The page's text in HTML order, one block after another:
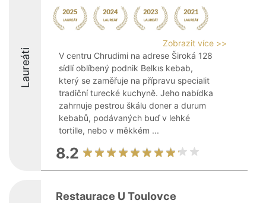
Laureáti
Zobrazit více >>
V centru Chrudimi na adrese Široká 128
sídlí oblíbený podnik Belkıs kebab,
který se zaměřuje na přípravu specialit
tradiční turecké kuchyně. Jeho nabídka
zahrnuje pestrou škálu doner a durum
kebabů, podávaných buď v lehké
tortille, nebo v měkkém ...
8.2
Restaurace U Toulovce